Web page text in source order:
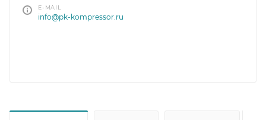
E-MAIL
info@pk-kompressor.ru